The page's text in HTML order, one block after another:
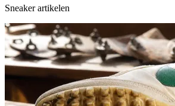
Sneaker artikelen